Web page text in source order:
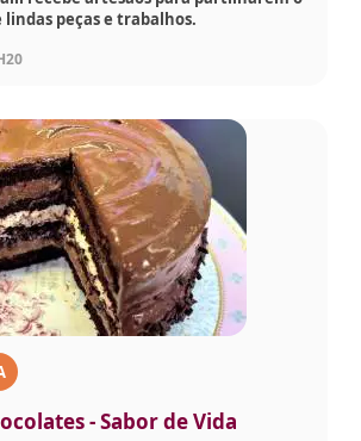
lindas peças e trabalhos.
- Sabor de Vida